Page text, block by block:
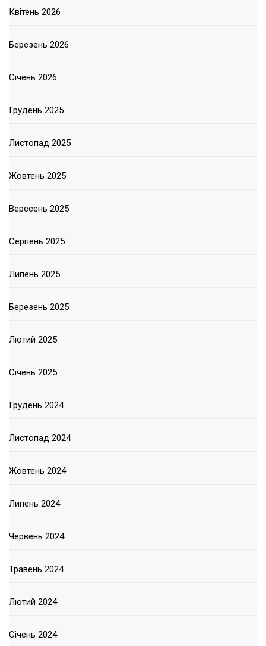
Квітень 2026
Березень 2026
Січень 2026
Грудень 2025
Листопад 2025
Жовтень 2025
Вересень 2025
Серпень 2025
Липень 2025
Березень 2025
Лютий 2025
Січень 2025
Грудень 2024
Листопад 2024
Жовтень 2024
Липень 2024
Червень 2024
Травень 2024
Лютий 2024
Січень 2024